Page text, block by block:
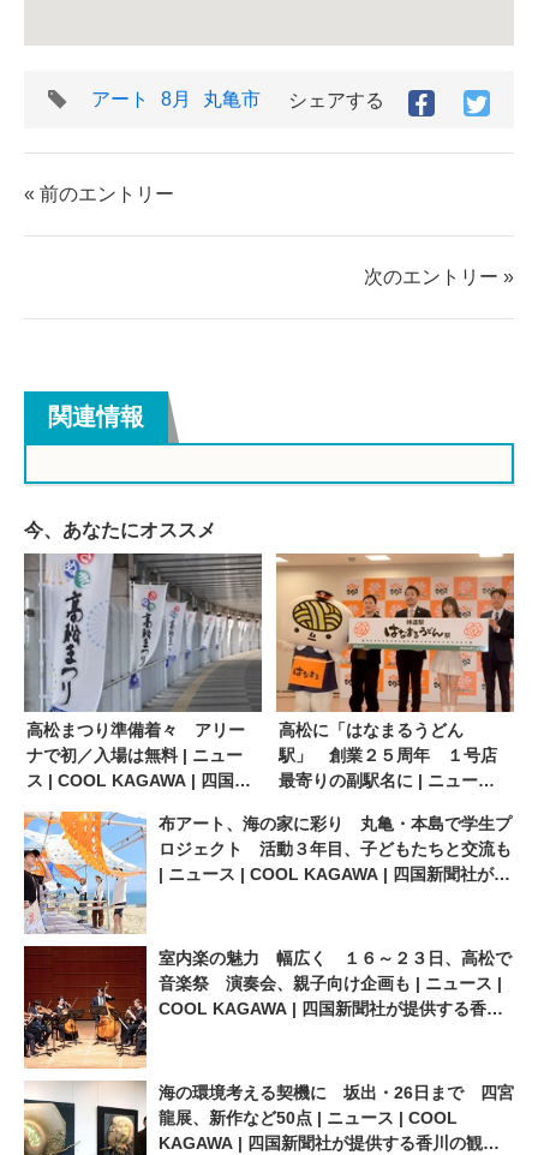
タ
アート 8月 丸亀市 シェアする
Facebook
シ
す
シ
す
« 前のエントリー
次のエントリー »
関連情報
今、あなたにオススメ
高松まつり準備着々 アリー
ナで初／入場は無料 | ニュー
ス | COOL KAGAWA | 四国新
報サイト
高松に「はなまるうどん
駅」 創業２５周年 １号店
最寄りの副駅名に | ニュース |
が提供する香川の観光情報サ
イト
布アート、海の家に彩り 丸亀・本島で学生プ
ロジェクト 活動３年目、子どもたちと交流も
| ニュース | COOL KAGAWA | 四国新聞社が提
室内楽の魅力 幅広く １６～２３日、高松で
音楽祭 演奏会、親子向け企画も | ニュース |
COOL KAGAWA | 四国新聞社が提供する香川
海の環境考える契機に 坂出・26日まで 四宮
龍展、新作など50点 | ニュース | COOL
KAGAWA | 四国新聞社が提供する香川の観光